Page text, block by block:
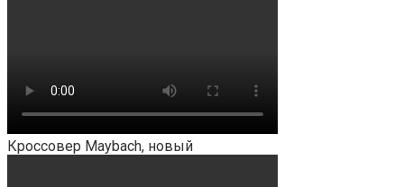
Кроссовер Maybach, новый